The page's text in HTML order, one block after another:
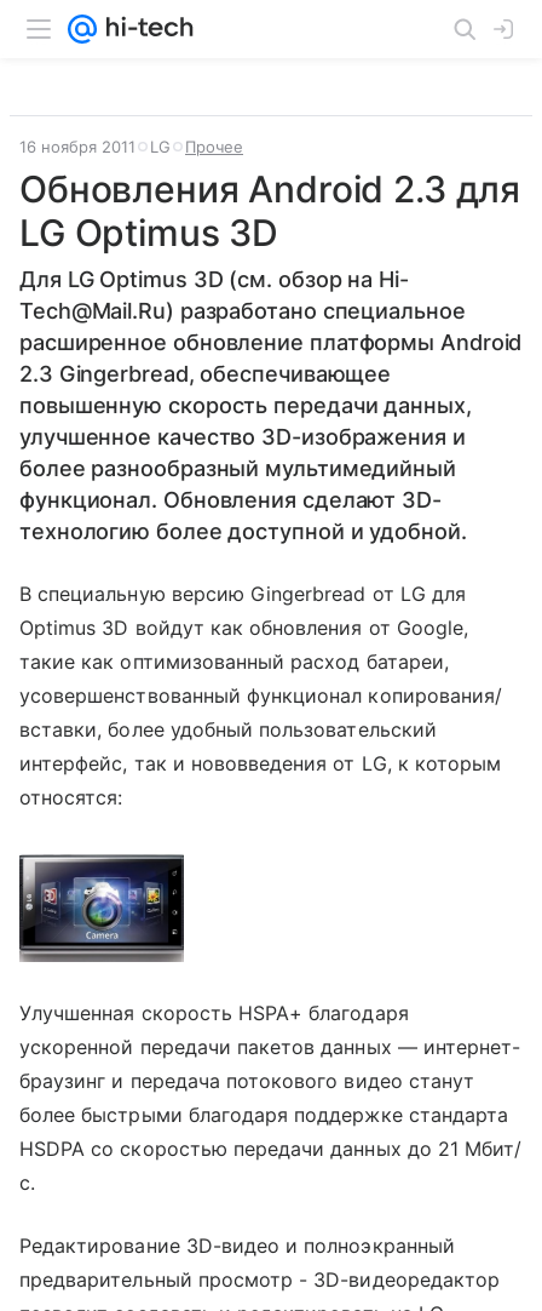
16 ноября 2011 LG Прочее
Обновления Android 2.3 для
LG Optimus 3D
Для LG Optimus 3D (см. обзор на Hi-
Tech@Mail.Ru) разработано специальное
расширенное обновление платформы Android
2.3 Gingerbread, обеспечивающее
повышенную скорость передачи данных,
улучшенное качество 3D-изображения и
более разнообразный мультимедийный
функционал. Обновления сделают 3D-
технологию более доступной и удобной.
В специальную версию Gingerbread от LG для
Optimus 3D войдут как обновления от Google,
такие как оптимизованный расход батареи,
усовершенствованный функционал копирования/
вставки, более удобный пользовательский
интерфейс, так и нововведения от LG, к которым
относятся:
Улучшенная скорость HSPA+ благодаря
ускоренной передачи пакетов данных ― интернет-
браузинг и передача потокового видео станут
более быстрыми благодаря поддержке стандарта
HSDPA со скоростью передачи данных до 21 Мбит/
с.
Редактирование 3D-видео и полноэкранный
предварительный просмотр - 3D-видеоредактор